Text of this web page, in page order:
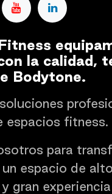
la calidad,
Bodytone.
espacios fitness.
para
espacio de alto
gran